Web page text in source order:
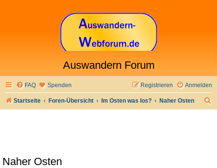
Auswandern Forum
FAQ Spenden Anmelden
Registrieren
Startseite Foren-Übersicht Im Osten was los? Naher Osten
Naher Osten